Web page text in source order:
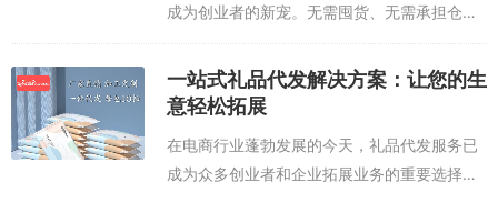
成为创业者的新宠。无需囤货、无需承担仓储
压力，只需轻启鼠标，即可实现从选品到发货
的全流程服务，让您专注于客户拓展与品牌建
设。礼品代发平台凭借海量优质货源、专业
一站式礼品代发解决方案：让您的生
意轻松拓展
在电商行业蓬勃发展的今天，礼品代发服务已
成为众多创业者和企业拓展业务的重要选择。